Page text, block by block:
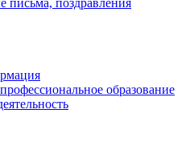
письма, поздравления
образование